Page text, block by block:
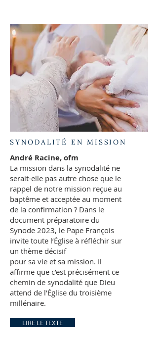
SYNODALITÉ EN MISSION
André Racine, ofm
La mission dans la synodalité ne
serait-elle pas autre chose que le
rappel de notre mission reçue au
baptême et acceptée au moment
de la confirmation ? Dans le
document préparatoire du
Synode 2023, le Pape François
invite toute l’Église à réfléchir sur
un thème décisif
pour sa vie et sa mission. Il
affirme que c’est précisément ce
chemin de synodalité que Dieu
attend de l’Église du troisième
millénaire.
LIRE LE TEXTE